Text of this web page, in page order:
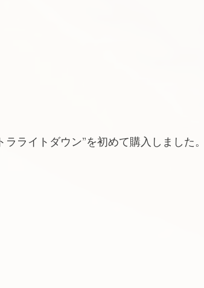
ライトダウン”を初めて購入しました。